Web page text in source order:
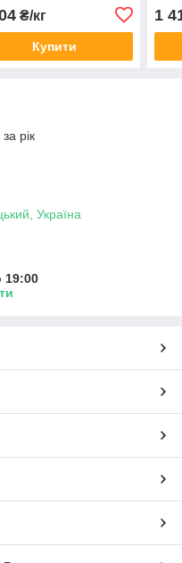
₴/кг
Купити
1
рік
Україна
19:00